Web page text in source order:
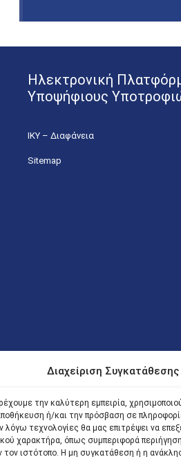
Διαχείριση
την καλύτερη εμπειρία,
ή/και την πρόσβαση σε
λόγω τεχνολογίες θα μας επιτρέψει να
χαρακτήρα, όπως συμπεριφορά
τον ιστότοπο. Η μη συγκατάθεση ή η
Ηλεκτρονική
Υποψήφιους
ΙΚΥ – Διαφάνεια
Sitemap
(Λ. Εθνικής Αντιστάσεως 41 T.K.14234
των Δικηγόρων στο κτήριο
και ώρα χωρίς κανέναν χρονικό ή
κατά τις ώρες 9.00 – 15.00. Η